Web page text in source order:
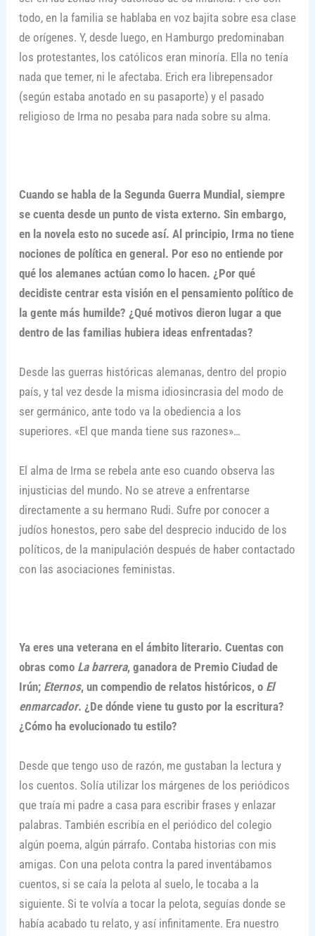
todo, en la familia se hablaba en voz bajita sobre esa clase
de orígenes. Y, desde luego, en Hamburgo predominaban
los protestantes, los católicos eran minoría. Ella no tenía
nada que temer, ni le afectaba. Erich era librepensador
(según estaba anotado en su pasaporte) y el pasado
religioso de Irma no pesaba para nada sobre su alma.
Cuando se habla de la Segunda Guerra Mundial, siempre
se cuenta desde un punto de vista externo. Sin embargo,
en la novela esto no sucede así. Al principio, Irma no tiene
nociones de política en general. Por eso no entiende por
qué los alemanes actúan como lo hacen. ¿Por qué
decidiste centrar esta visión en el pensamiento político de
la gente más humilde? ¿Qué motivos dieron lugar a que
dentro de las familias hubiera ideas enfrentadas?
Desde las guerras históricas alemanas, dentro del propio
país, y tal vez desde la misma idiosincrasia del modo de
ser germánico, ante todo va la obediencia a los
superiores. «El que manda tiene sus razones»…
El alma de Irma se rebela ante eso cuando observa las
injusticias del mundo. No se atreve a enfrentarse
directamente a su hermano Rudi. Sufre por conocer a
judíos honestos, pero sabe del desprecio inducido de los
políticos, de la manipulación después de haber contactado
con las asociaciones feministas.
Ya eres una veterana en el ámbito literario. Cuentas con
obras como La barrera, ganadora de Premio Ciudad de
Irún; Eternos, un compendio de relatos históricos, o El
enmarcador. ¿De dónde viene tu gusto por la escritura?
¿Cómo ha evolucionado tu estilo?
Desde que tengo uso de razón, me gustaban la lectura y
los cuentos. Solía utilizar los márgenes de los periódicos
que traía mi padre a casa para escribir frases y enlazar
palabras. También escribía en el periódico del colegio
algún poema, algún párrafo. Contaba historias con mis
amigas. Con una pelota contra la pared inventábamos
cuentos, si se caía la pelota al suelo, le tocaba a la
siguiente. Si te volvía a tocar la pelota, seguías donde se
había acabado tu relato, y así infinitamente. Era nuestro